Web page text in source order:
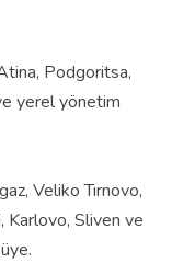
Podgoritsa,
yerel yönetim
Veliko Tırnovo,
Karlovo, Sliven ve